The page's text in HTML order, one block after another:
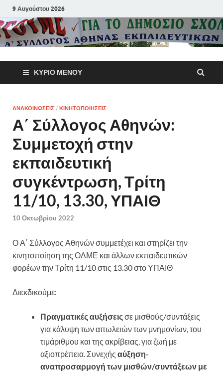
9 Αυγούστου 2026
Α΄
Αθηνών
Π.Ε.
ΚΎΡΙΟ ΜΕΝΟΎ
ΑΝΑΚΟΙΝΩΣΕΙΣ / ΚΙΝΗΤΟΠΟΙΗΣΕΙΣ
Α΄ Σύλλογος Αθηνών:
Συμμετοχή στην
εκπαιδευτική
συγκέντρωση, Τρίτη
11/10, 13.30, ΥΠΑΙΘ
10 Οκτωβρίου 2022
Ο Α΄ Σύλλογος Αθηνών συμμετέχει και στηρίζει την
κινητοποίηση της ΟΛΜΕ και άλλων εκπαιδευτικών
φορέων την Τρίτη 11/10 στις 13.30 στο ΥΠΑΙΘ
Διεκδικούμε:
Πραγματικές αυξήσειςσε μισθούς/συντάξεις
για κάλυψη των απωλειών των μνημονίων, του
τιμάριθμου και της ακρίβειας, για ζωή με
αξιοπρέπεια. Συνεχής αύξηση-
αναπροσαρμογή των μισθών/συντάξεων με